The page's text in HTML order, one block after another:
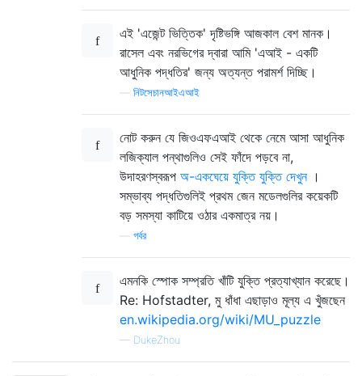
এই 'এজেন্ট ভিত্তিক' দৃষ্টিভঙ্গি আজকাল বেশ মানক।
রাসেল এবং নরভিগের দ্বারা আমি 'এআই - একটি
আধুনিক পদ্ধতির' জন্য অত্যন্ত পরামর্শ দিচ্ছি।
নিটসেচানআইএআই
নোট করুন যে জিওএফএআই থেকে নেমে আসা আধুনিক
লজিক্যাল পন্থাগুলিও সেই ফাঁদে পড়বে না,
উদাহরণস্বরূপ অ-একঘেয়ে যুক্তি যুক্তি দেখুন।
সম্ভাব্য পদ্ধতিগুলিই প্রথম জেন মডেলগুলির কয়েকটি
বড় সমস্যা কাটিয়ে ওঠার একমাত্র নয়।
গর্বর
এমনকি স্পোক সম্প্রতি খাঁটি যুক্তি প্রত্যাখ্যান করেছে।
Re: Hofstadter, মু ধাঁধা এছাড়াও মূল্য এ খুঁজছেন
en.wikipedia.org/wiki/MU_puzzle
— DukeZhou